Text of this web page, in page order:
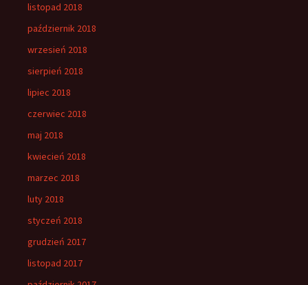
listopad 2018
październik 2018
wrzesień 2018
sierpień 2018
lipiec 2018
czerwiec 2018
maj 2018
kwiecień 2018
marzec 2018
luty 2018
styczeń 2018
grudzień 2017
listopad 2017